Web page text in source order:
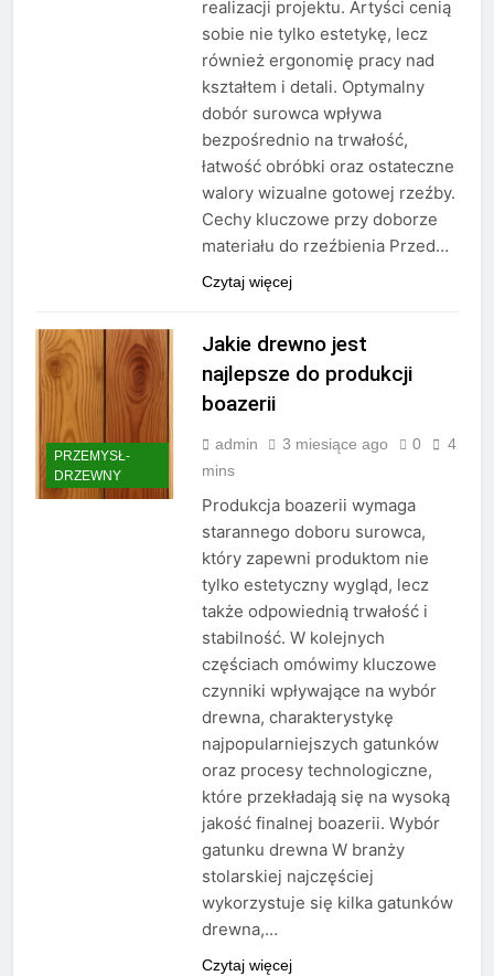
realizacji projektu. Artyści cenią
sobie nie tylko estetykę, lecz
również ergonomię pracy nad
kształtem i detali. Optymalny
dobór surowca wpływa
bezpośrednio na trwałość,
łatwość obróbki oraz ostateczne
walory wizualne gotowej rzeźby.
Cechy kluczowe przy doborze
materiału do rzeźbienia Przed…
Czytaj więcej
PRZEMYSŁ-
DRZEWNY
Jakie drewno jest
najlepsze do produkcji
boazerii
admin 3 miesiące ago 0
4
mins
Produkcja boazerii wymaga
starannego doboru surowca,
który zapewni produktom nie
tylko estetyczny wygląd, lecz
także odpowiednią trwałość i
stabilność. W kolejnych
częściach omówimy kluczowe
czynniki wpływające na wybór
drewna, charakterystykę
najpopularniejszych gatunków
oraz procesy technologiczne,
które przekładają się na wysoką
jakość finalnej boazerii. Wybór
gatunku drewna W branży
stolarskiej najczęściej
wykorzystuje się kilka gatunków
drewna,…
Czytaj więcej